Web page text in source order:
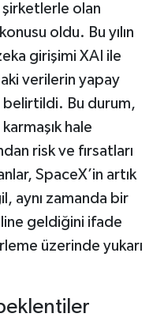
şirketlerle olan
oldu. Bu yılın
girişimi XAI ile
verilerin yapay
belirtildi. Bu durum,
hale
risk ve fırsatları
SpaceX’in artık
aynı zamanda bir
geldiğini ifade
üzerinde yukarı